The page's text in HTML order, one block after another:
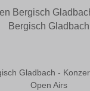
Bergisch
Bergisch Gladbach
Gladbach -
Open Airs